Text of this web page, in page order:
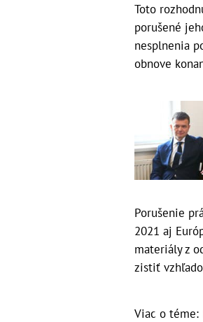
Toto
porušené
nesplnenia
obnove
Porušenie
2021 aj
materiály z
zistiť
Viac o téme: